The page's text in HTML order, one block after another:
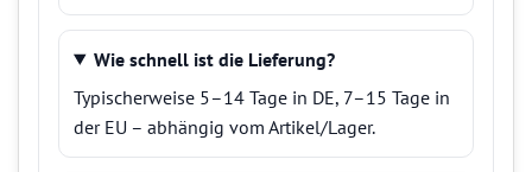
Wie schnell ist die Lieferung?
Typischerweise 5–14 Tage in DE, 7–15 Tage in
der EU – abhängig vom Artikel/Lager.